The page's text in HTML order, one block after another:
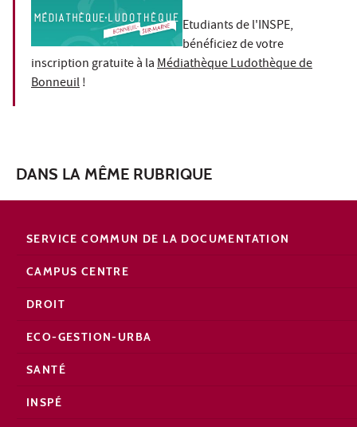
Etudiants de l'INSPE,
bénéficiez de votre
inscription gratuite à laMédiathèque Ludothèque de
Bonneuil!
DANS LA MÊME RUBRIQUE
SERVICE COMMUN DE LA DOCUMENTATION
CAMPUS CENTRE
DROIT
ECO-GESTION-URBA
SANTÉ
INSPÉ